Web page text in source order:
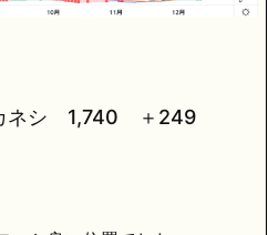
ネシ 1,740 ＋249